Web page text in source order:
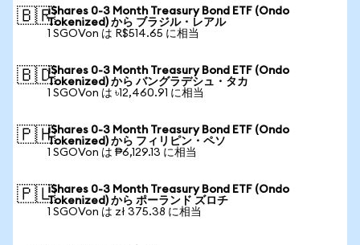
🇧🇷iShares 0-3 Month Treasury Bond ETF (Ondo
Tokenized) から ブラジル・レアル
1 SGOVon は R$514.65 に相当
🇧🇩iShares 0-3 Month Treasury Bond ETF (Ondo
Tokenized) から バングラデシュ・タカ
1 SGOVon は ৳12,460.91 に相当
🇵🇭iShares 0-3 Month Treasury Bond ETF (Ondo
Tokenized) から フィリピン・ペソ
1 SGOVon は ₱6,129.13 に相当
🇵🇱iShares 0-3 Month Treasury Bond ETF (Ondo
Tokenized) から ポーランド ズロチ
1 SGOVon は zł 375.38 に相当